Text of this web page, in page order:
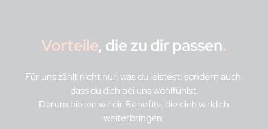
Vorteile, die zu dir passen.
Für uns zählt nicht nur, was du leistest, sondern auch,
dass du dich bei uns wohlfühlst.
Darum bieten wir dir Benefits, die dich wirklich
weiterbringen: